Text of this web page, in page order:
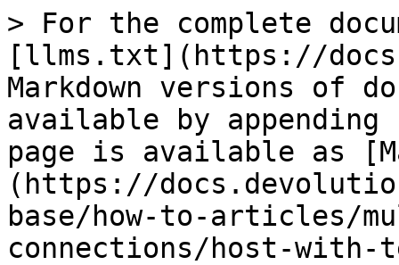
> For the complete
[llms.txt](https://
Markdown versions of
available by
page is available as
(https://
base/how-to-articles/
connections/host-with-